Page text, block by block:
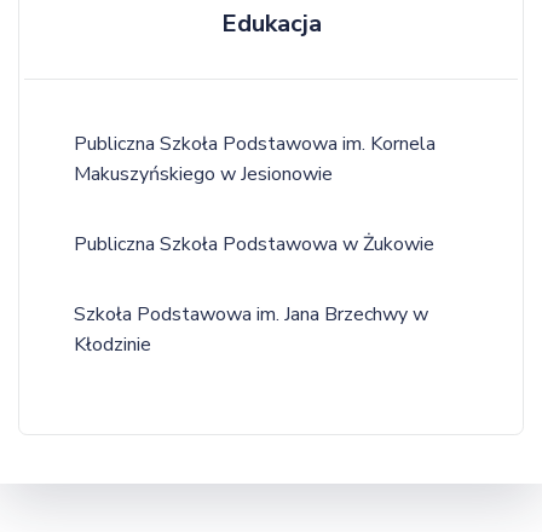
Edukacja
Publiczna Szkoła Podstawowa im. Kornela
Makuszyńskiego w Jesionowie
Publiczna Szkoła Podstawowa w Żukowie
Szkoła Podstawowa im. Jana Brzechwy w
Kłodzinie